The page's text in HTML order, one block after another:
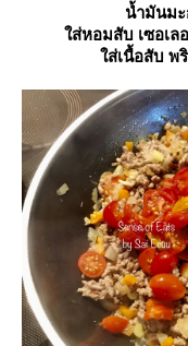
น้ำมันมะ
ส่หอมสับ เซอเล
ส่เนื้อสับ พริ